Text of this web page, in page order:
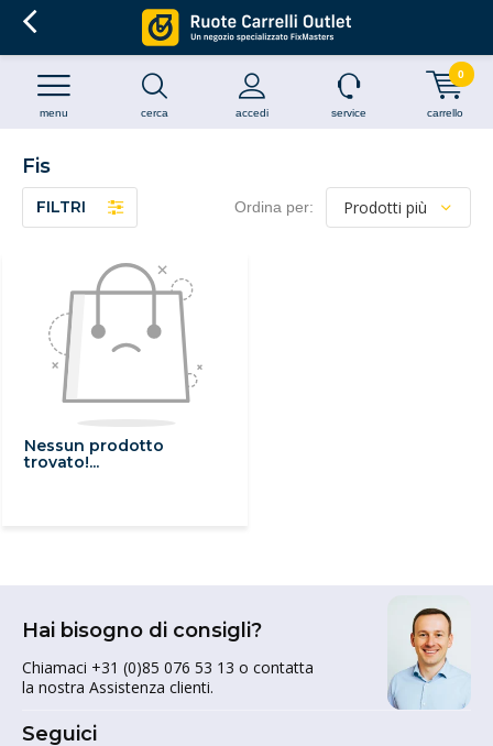
cerca accedi
menu service carrello
0
Fis
FILTRI Ordina per:
Nessun prodotto
trovato!...
Hai bisogno di consigli?
Chiamaci +31 (0)85 076 53 13 o contatta
la nostra Assistenza clienti.
Seguici